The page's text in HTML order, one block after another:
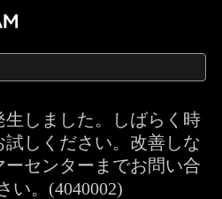
生しました。しばらく時
しください。改善しな
センターまでお問い合
い。(4040002)